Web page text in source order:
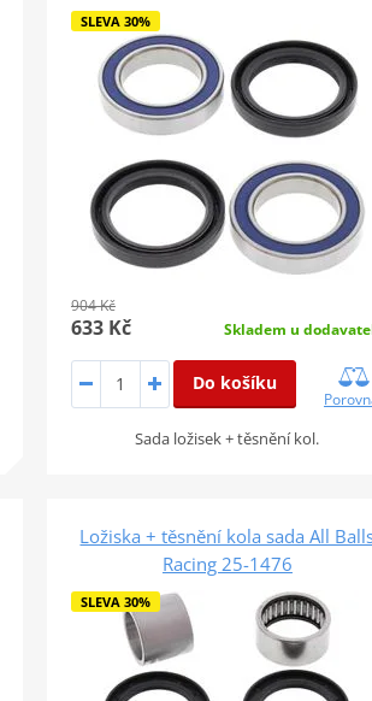
SLEVA 30%
904 Kč
633 Kč Skladem u
Do košíku
Sada ložisek + těsnění kol.
Ložiska + těsnění kola sada All
Racing 25-1476
SLEVA 30%